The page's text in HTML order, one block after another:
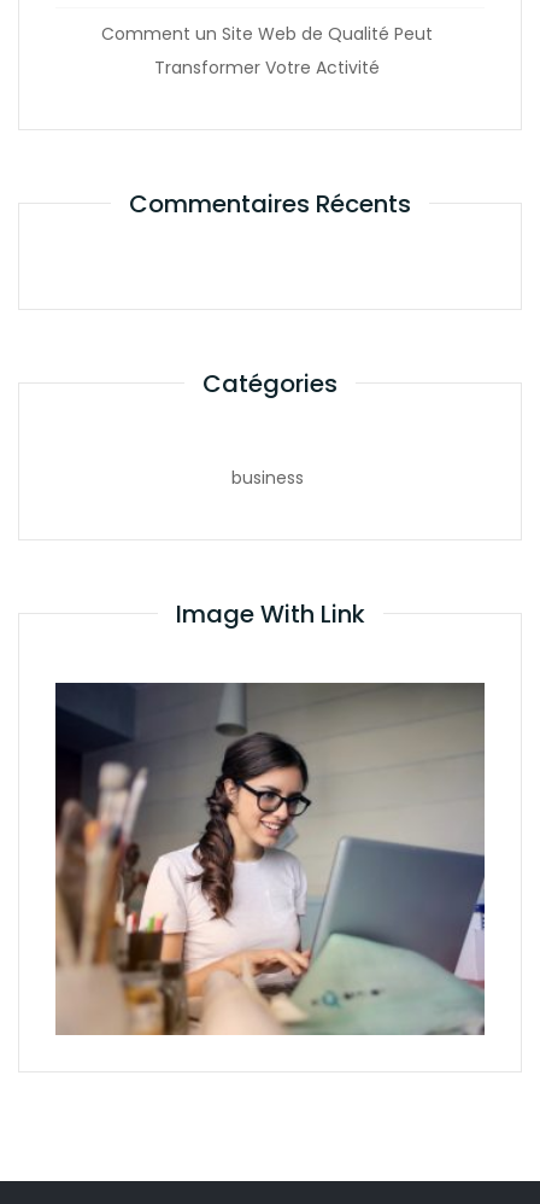
Comment un Site Web de Qualité Peut
Transformer Votre Activité
Commentaires Récents
Catégories
business
Image With Link